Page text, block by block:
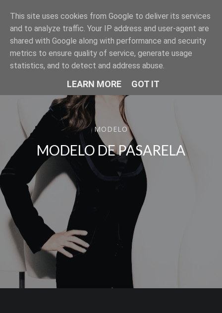
SER MODELO
MODELO
MODELO DE PASARELA
This site uses cookies from Google to deliver its services
and to analyze traffic. Your IP address and user-agent are
shared with Google along with performance and security
metrics to ensure quality of service, generate usage
statistics, and to detect and address abuse.
LEARN MORE GOT IT